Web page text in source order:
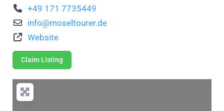
+49 171 7735449
info@moseltourer.de
Website
Claim Listing